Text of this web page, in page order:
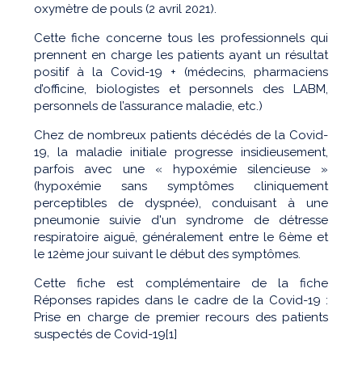
oxymètre de pouls (2 avril 2021).
Cette fiche concerne tous les professionnels qui
prennent en charge les patients ayant un résultat
positif à la Covid-19 + (médecins, pharmaciens
d’officine, biologistes et personnels des LABM,
personnels de l’assurance maladie, etc.)
Chez de nombreux patients décédés de la Covid-
19, la maladie initiale progresse insidieusement,
parfois avec une « hypoxémie silencieuse »
(hypoxémie sans symptômes cliniquement
perceptibles de dyspnée), conduisant à une
pneumonie suivie d'un syndrome de détresse
respiratoire aiguë, généralement entre le 6ème et
le 12ème jour suivant le début des symptômes.
Cette fiche est complémentaire de la fiche
Réponses rapides dans le cadre de la Covid-19 :
Prise en charge de premier recours des patients
suspectés de Covid-19[1]